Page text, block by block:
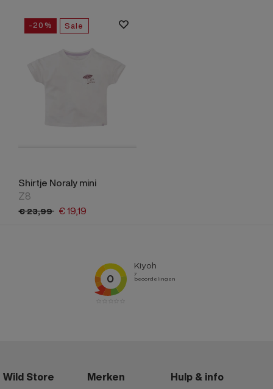
-20% Sale
Shirtje Noraly mini
Z8
€23,99 €19,19
Wild Store Merken Hulp & info